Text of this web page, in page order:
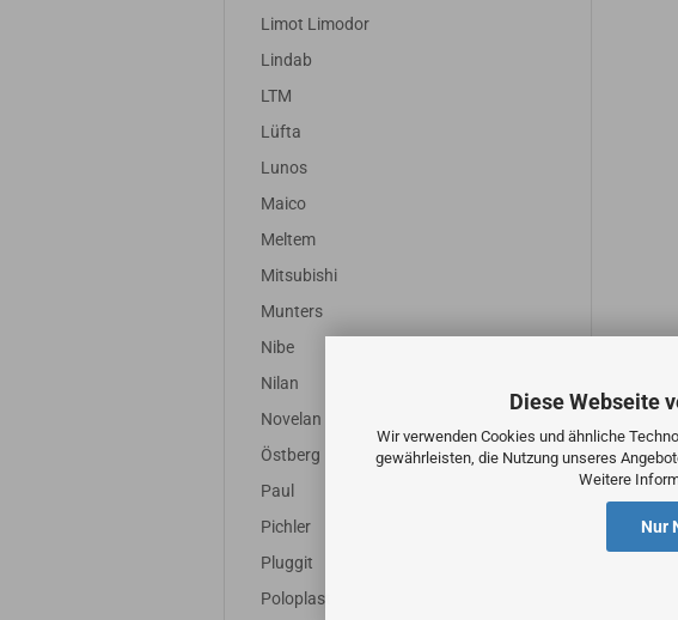
Diese Webseite
Wir verwenden Cookies und ähnliche
gewährleisten, die Nutzung unseres
Weitere
Nur
Limot Limodor
Lindab
LTM
Lüfta
Lunos
Maico
Meltem
Mitsubishi
Munters
Nibe
Nilan
Novelan
Östberg
Paul
Pichler
Pluggit
Poloplast